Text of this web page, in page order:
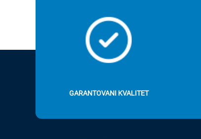
GARANTOVANI KVALITET